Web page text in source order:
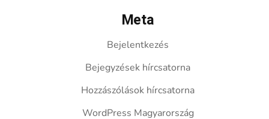
Meta
Bejelentkezés
Bejegyzések hírcsatorna
Hozzászólások hírcsatorna
WordPress Magyarország